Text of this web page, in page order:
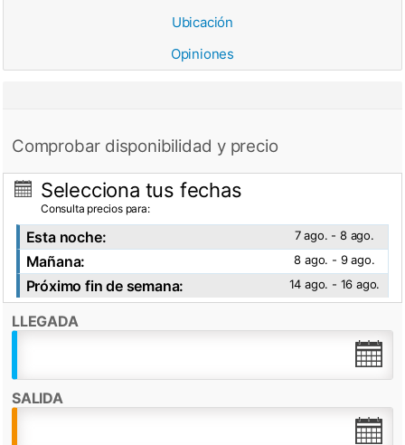
Ubicación
Opiniones
Check in desde:15:00h
Comprobar disponibilidad y precio
Selecciona tus fechas
Consulta precios para:
Esta noche: 7 ago. - 8 ago.
Mañana: 8 ago. - 9 ago.
Próximo fin de semana: 14 ago. - 16 ago.
LLEGADA
SALIDA